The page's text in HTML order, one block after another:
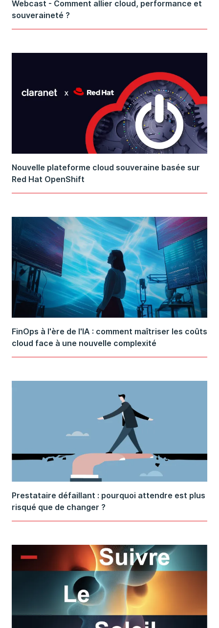
Webcast - Comment allier cloud, performance et
souveraineté ?
Nouvelle plateforme cloud souveraine basée sur
Red Hat OpenShift
FinOps à l'ère de l'IA : comment maîtriser les coûts
cloud face à une nouvelle complexité
Prestataire défaillant : pourquoi attendre est plus
risqué que de changer ?